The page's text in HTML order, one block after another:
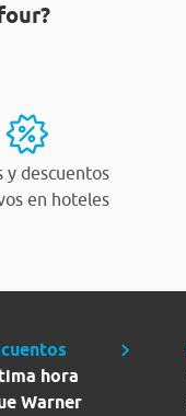
y descuentos
en hoteles
hora
Warner